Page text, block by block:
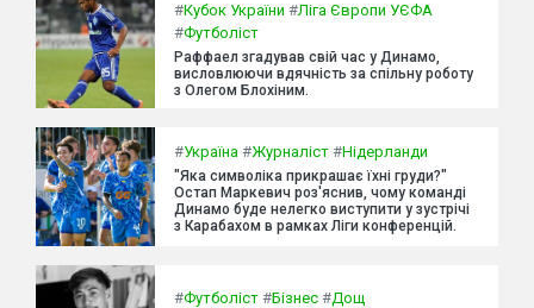
#Кубок України #Ліга Європи УЄФА
#Футболіст
Раффаел згадував свій час у Динамо,
висловлюючи вдячність за спільну роботу
з Олегом Блохіним.
#Україна #Журналіст #Нідерланди
"Яка символіка прикрашає їхні груди?"
Остап Маркевич роз'яснив, чому команді
Динамо буде нелегко виступити у зустрічі
з Карабахом в рамках Ліги конференцій.
#Футболіст #Бізнес #Дощ